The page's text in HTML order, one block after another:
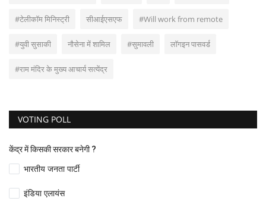
#टेलीकॉम मिनिस्ट्री सीआईएसएफ #Will work from remote
#युवी सुसाकी नौसेना में शामिल #सुमावली लॉगइन पासवर्ड
#राम मंदिर के मुख्य आचार्य सत्येंद्र
VOTING POLL
केंद्र में किसकी सरकार बनेगी ?
भारतीय जनता पार्टी
इंडिया एलायंस